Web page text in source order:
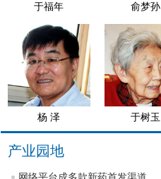
于福年 俞梦孙
杨 泽 于树玉
产业园地